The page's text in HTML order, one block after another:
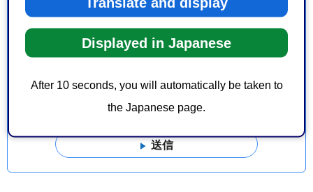
Displayed in Japanese
After 10 seconds, you will automatically be taken to
the Japanese page.
3：役に立たなかった
1：見つけやすかった
2：ふつう
3：見つけにくかった